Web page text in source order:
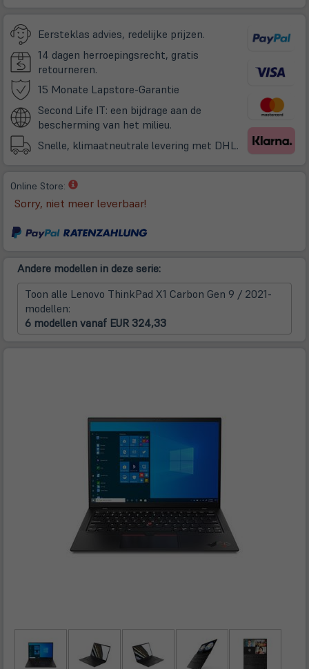
Eersteklas advies, redelijke prijzen.
14 dagen herroepingsrecht, gratis
retourneren.
15 Monate Lapstore-Garantie
neuem
Second Life IT: een bijdrage aan de
bescherming van het milieu.
Snelle, klimaatneutrale levering met DHL.
Online Store:
(öffnet
neuem
Sorry, niet meer leverbaar!
Andere modellen in deze serie:
Toon alle Lenovo ThinkPad X1 Carbon Gen 9 / 2021-
modellen:
6 modellen vanaf EUR 324,33